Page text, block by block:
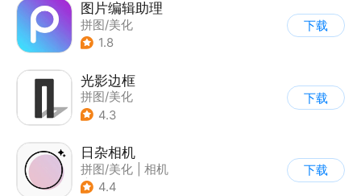
图片编辑助理
拼图/美化
1.8
下载
光影边框
拼图/美化
4.3
下载
日杂相机
拼图/美化
相机
| 图片美化
4.4
下载